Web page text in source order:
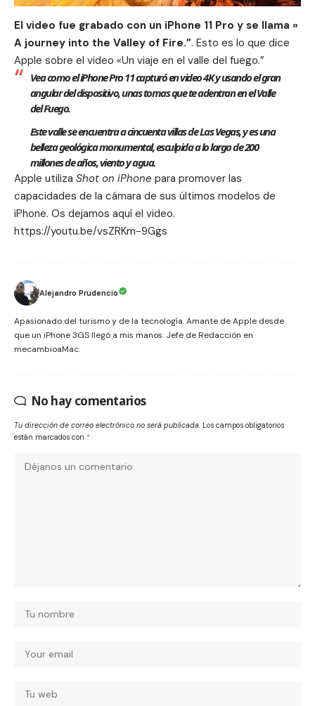
El video fue grabado con un iPhone 11 Pro y se llama »
A journey into the Valley of Fire.”. Esto es lo que dice
Apple sobre el video «Un viaje en el valle del fuego.”
Vea como el iPhone Pro 11 capturó en video 4K y usando el gran
angular del dispositivo, unas tomas que te adentran en el Valle
del Fuego.
Este valle se encuentra a cincuenta villas de Las Vegas, y es una
belleza geológica monumental, esculpida a lo largo de 200
millones de años, viento y agua.
Apple utiliza Shot on iPhone para promover las
capacidades de la cámara de sus últimos modelos de
iPhone. Os dejamos aquí el video.
https://youtu.be/vsZRKm-9Ggs
Alejandro Prudencio
Apasionado del turismo y de la tecnología. Amante de Apple desde
que un iPhone 3GS llegó a mis manos. Jefe de Redacción en
mecambioaMac.
No hay comentarios
Tu dirección de correo electrónico no será publicada. Los campos obligatorios
están marcados con *